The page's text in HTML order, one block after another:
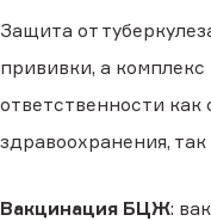
Защита от
прививки, а
ответственности как
здравоохранения,
Вакцинация БЦЖ: